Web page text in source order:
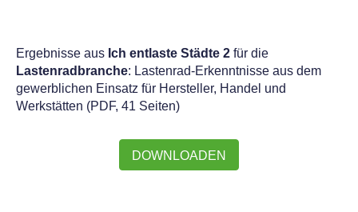
Ergebnisse aus Ich entlaste Städte 2 für die
Lastenradbranche: Lastenrad-Erkenntnisse aus dem
gewerblichen Einsatz für Hersteller, Handel und
Werkstätten (PDF, 41 Seiten)
DOWNLOADEN